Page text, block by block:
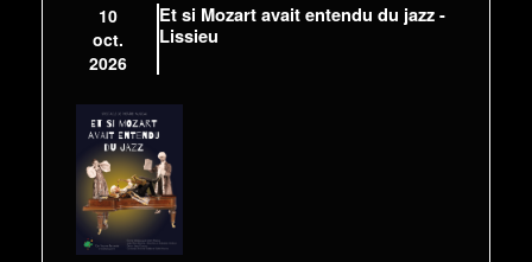
10
oct.
2026
Et si Mozart avait entendu du jazz -
Lissieu